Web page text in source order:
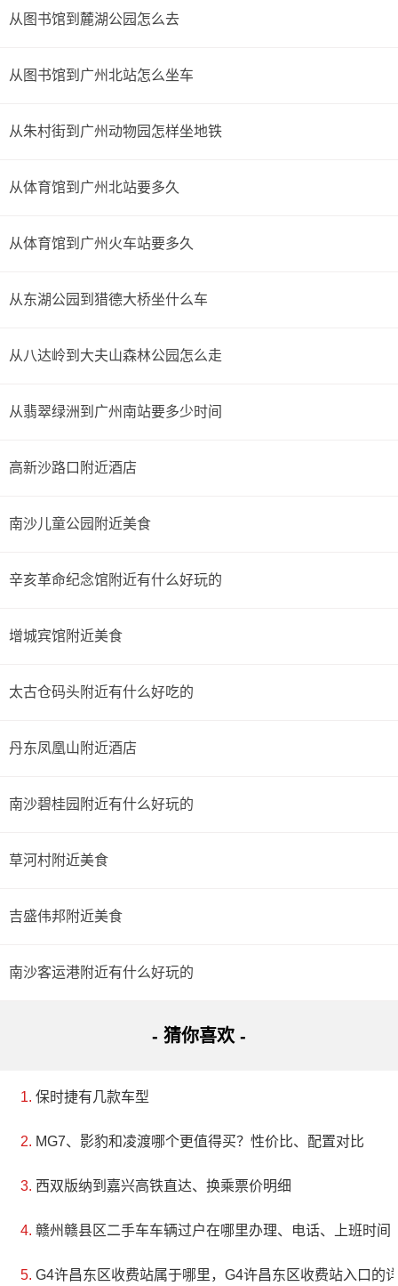
(广州火车东站总站方向)经过14站到广州体院站；同站换乘
路线五：全程41.2公里，耗时2小时40分钟，换乘1次。
路线简介：起点 ->步行->
站）->步行 -> 到达。
详细路线：从起点到步行353米；光谱西路中站乘b22路
方报社站乘301A路(广州南站总站方向)或303A路经过17站到
从图书馆到麓湖公园怎么去
从图书馆到广州北站怎么坐车
从朱村街到广州动物园怎样坐地铁
从体育馆到广州北站要多久
从体育馆到广州火车站要多久
从东湖公园到猎德大桥坐什么车
从八达岭到大夫山森林公园怎么走
从翡翠绿洲到广州南站要多少时间
高新沙路口附近酒店
南沙儿童公园附近美食
辛亥革命纪念馆附近有什么好玩的
增城宾馆附近美食
太古仓码头附近有什么好吃的
丹东凤凰山附近酒店
南沙碧桂园附近有什么好玩的
草河村附近美食
吉盛伟邦附近美食
南沙客运港附近有什么好玩的
- 猜你喜欢 -
保时捷有几款车型
MG7、影豹和凌渡哪个更值得买？性价比、配置对比
西双版纳到嘉兴高铁直达、换乘票价明细
赣州赣县区二手车车辆过户在哪里办理、电话、上班时间
G4许昌东区收费站属于哪里，G4许昌东区收费站入口的